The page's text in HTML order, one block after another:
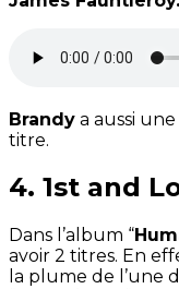
Brandy a aussi
titre.
4. 1st and
Dans l’album “
avoir 2 titres. En
la plume de l’une